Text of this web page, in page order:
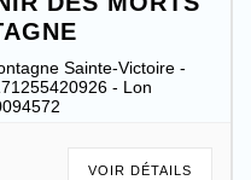
Sainte-Victoire -
- Lon
VOIR DÉTAILS